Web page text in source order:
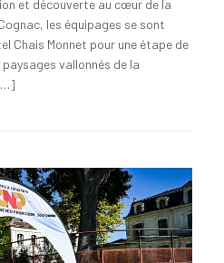
et découverte au cœur de la
les équipages se sont
Chais Monnet pour une étape de
vallonnés de la